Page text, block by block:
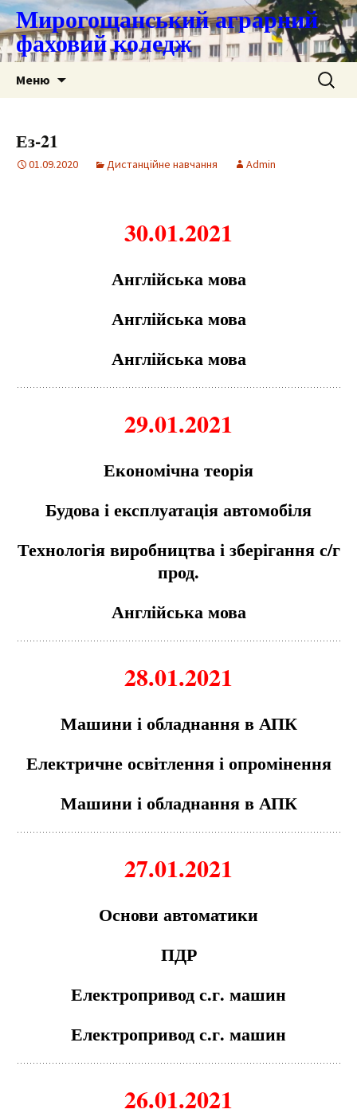
Мирогощанський аграрний
фаховий коледж
Меню Пошук:
Ез-21
01.09.2020 Дистанційне навчання Admin
30.01.2021
Англійська мова
Англійська мова
Англійська мова
29.01.2021
Економічна теорія
Будова і експлуатація автомобіля
Технологія виробництва і зберігання с/г
прод.
Англійська мова
28.01.2021
Машини і обладнання в АПК
Електричне освітлення і опромінення
Машини і обладнання в АПК
27.01.2021
Основи автоматики
ПДР
Електропривод с.г. машин
Електропривод с.г. машин
26.01.2021